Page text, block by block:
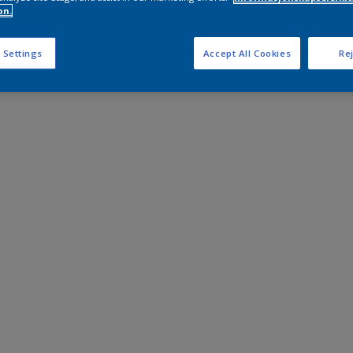
Settings Accept All Cookies